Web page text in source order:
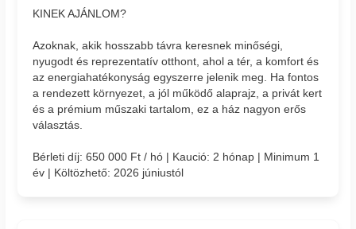
KINEK AJÁNLOM?
Azoknak, akik hosszabb távra keresnek minőségi,
nyugodt és reprezentatív otthont, ahol a tér, a komfort és
az energiahatékonyság egyszerre jelenik meg. Ha fontos
a rendezett környezet, a jól működő alaprajz, a privát kert
és a prémium műszaki tartalom, ez a ház nagyon erős
választás.
Bérleti díj: 650 000 Ft / hó | Kaució: 2 hónap | Minimum 1
év | Költözhető: 2026 júniustól